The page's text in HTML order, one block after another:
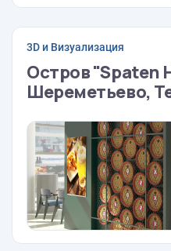
3D и Визуализация
Остров "Spaten
Шереметьево,